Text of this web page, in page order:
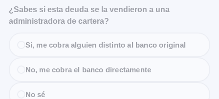
¿Sabes si esta deuda se la vendieron a una
administradora de cartera?
Sí, me cobra alguien distinto al banco original
No, me cobra el banco directamente
No sé